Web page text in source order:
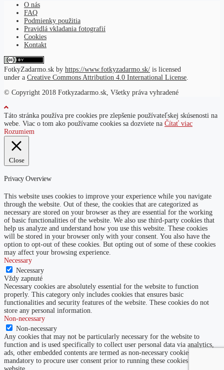
O nás
FAQ
Podmienky použitia
Pravidlá vkladania fotografií
Cookies
Kontakt
FotkyZadarmo.sk by https://www.fotkyzadarmo.sk/ is licensed
under a Creative Commons Attribution 4.0 International License
© Copyright 2018 Fotkyzadarmo.sk, Všetky práva vyhradené
Táto stránka používa pre cookies pre zlepšenie používateľskej skúsenosti na
webe. Viac o tom ako používame cookies sa dozviete na Čítať viac
Rozumiem
Close
Privacy Overview
This website uses cookies to improve your experience while you navigate
through the website. Out of these, the cookies that are categorized as
necessary are stored on your browser as they are essential for the working
of basic functionalities of the website. We also use third-party cookies that
help us analyze and understand how you use this website. These cookies
will be stored in your browser only with your consent. You also have the
option to opt-out of these cookies. But opting out of some of these cookies
may affect your browsing experience.
Necessary
Necessary
Vždy zapnuté
Necessary cookies are absolutely essential for the website to function
properly. This category only includes cookies that ensures basic
functionalities and security features of the website. These cookies do not
store any personal information.
Non-necessary
Non-necessary
Any cookies that may not be particularly necessary for the website to
function and is used specifically to collect user personal data via analytics,
ads, other embedded contents are termed as non-necessary cookies. It is
mandatory to procure user consent prior to running these cookies on your